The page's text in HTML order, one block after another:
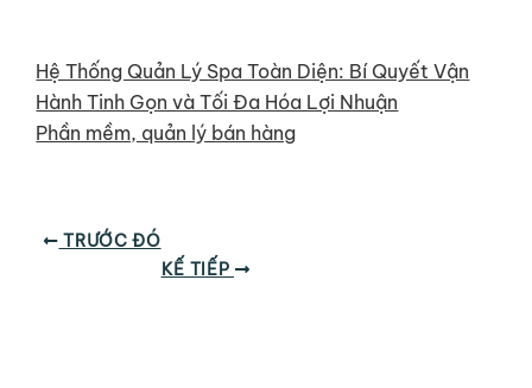
Hệ Thống Quản Lý Spa Toàn Diện: Bí Quyết Vận
Hành Tinh Gọn và Tối Đa Hóa Lợi Nhuận
Phần mềm, quản lý bán hàng
TRƯỚC ĐÓ
KẾ TIẾP